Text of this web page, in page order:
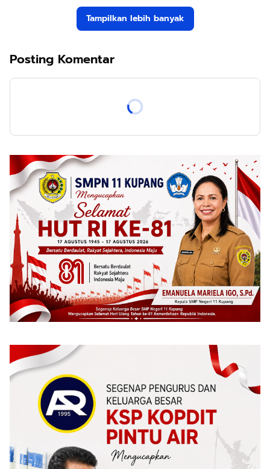
Tampilkan lebih banyak
Posting Komentar